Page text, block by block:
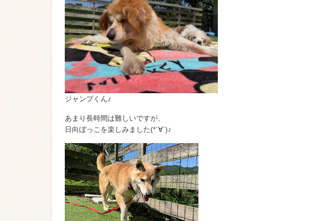
ジャンプくん♪
あまり長時間は難しいですが、
日向ぼっこを楽しみました(*´∀`)♪